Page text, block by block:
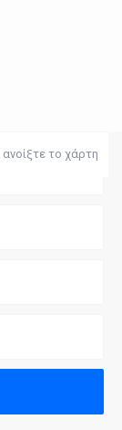
ανοίξτε το χάρτη